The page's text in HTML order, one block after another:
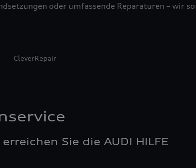
oder umfassende Reparaturen – wir
CleverRepair
Sie die AUDI HILFE